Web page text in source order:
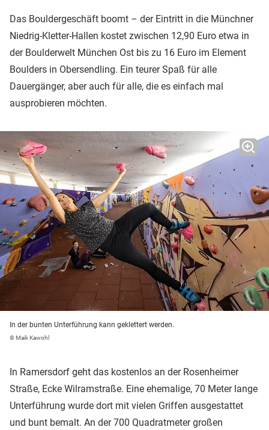
Das Bouldergeschäft boomt – der Eintritt in die Münchner
Niedrig-Kletter-Hallen kostet zwischen 12,90 Euro etwa in
der Boulderwelt München Ost bis zu 16 Euro im Element
Boulders in Obersendling. Ein teurer Spaß für alle
Dauergänger, aber auch für alle, die es einfach mal
ausprobieren möchten.
In der bunten Unterführung kann geklettert werden.
© Maik Kawohl
In Ramersdorf geht das kostenlos an der Rosenheimer
Straße, Ecke Wilramstraße. Eine ehemalige, 70 Meter lange
Unterführung wurde dort mit vielen Griffen ausgestattet
und bunt bemalt. An der 700 Quadratmeter großen